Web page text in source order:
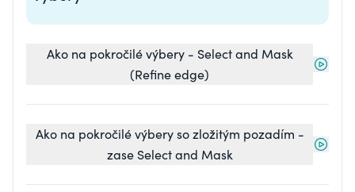
Ako na pokročilé výbery - Select and Mask
(Refine edge)
Ako na pokročilé výbery so zložitým pozadím -
zase Select and Mask